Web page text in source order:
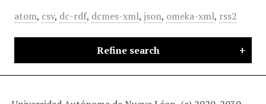
atom, csv, dc-rdf, dcmes-xml, json, omeka-xml, rss2
Refine search